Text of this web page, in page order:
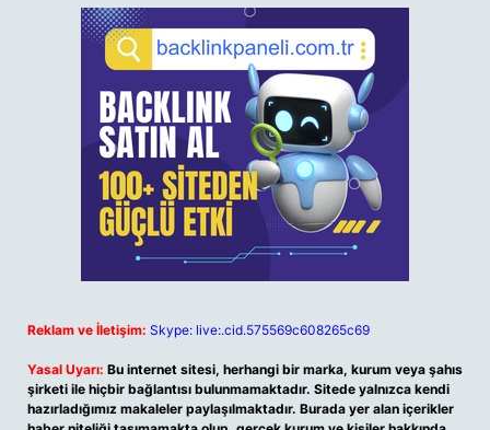
Reklam ve İletişim: Skype: live:.cid.575569c608265c69
Yasal Uyarı: Bu internet sitesi, herhangi bir marka, kurum veya şahıs
şirketi ile hiçbir bağlantısı bulunmamaktadır. Sitede yalnızca kendi
hazırladığımız makaleler paylaşılmaktadır. Burada yer alan içerikler